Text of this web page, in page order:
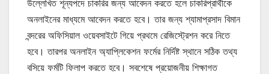
উল্লেখিত শূন্যপদে চাকরির জন্য আবেদন করতে হলে চাকরিপ্রার্থীকে
অনলাইনের মাধ্যমে আবেদন করতে হবে। তার জন্য শ্যামাপ্রসাদ বিমান
বন্দরের অফিসিয়াল ওয়েবসাইটে গিয়ে প্রথমে রেজিস্ট্রেশন করে নিতে
হবে। তারপর অনলাইন অ্যাপ্লিকেশন ফর্মের নির্দিষ্ট স্থানে সঠিক তথ্য
বসিয়ে ফর্মটি ফিলাপ করতে হবে। সবশেষে প্রয়োজনীয় শিক্ষাগত